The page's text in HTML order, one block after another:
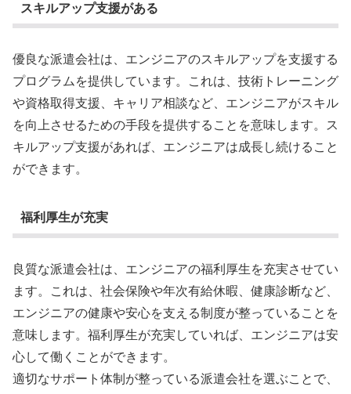
スキルアップ支援がある
優良な派遣会社は、エンジニアのスキルアップを支援する
プログラムを提供しています。これは、技術トレーニング
や資格取得支援、キャリア相談など、エンジニアがスキル
を向上させるための手段を提供することを意味します。ス
キルアップ支援があれば、エンジニアは成長し続けること
ができます。
福利厚生が充実
良質な派遣会社は、エンジニアの福利厚生を充実させてい
ます。これは、社会保険や年次有給休暇、健康診断など、
エンジニアの健康や安心を支える制度が整っていることを
意味します。福利厚生が充実していれば、エンジニアは安
心して働くことができます。
適切なサポート体制が整っている派遣会社を選ぶことで、